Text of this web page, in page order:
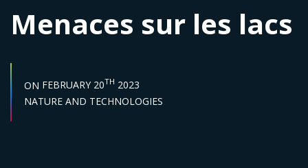
Menaces sur les lacs
ON START DATE :
FEBRUARY 20TH 2023
Sector :
NATURE AND TECHNOLOGIES